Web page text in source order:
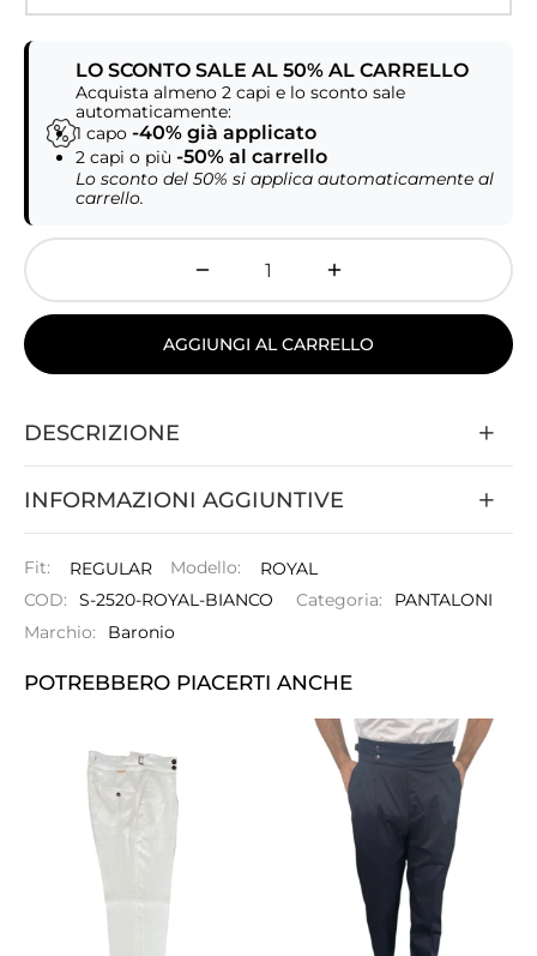
LO SCONTO SALE AL 50% AL CARRELLO
Acquista almeno 2 capi e lo sconto sale
automaticamente:
1 capo -40% già applicato
2 capi o più -50% al carrello
Lo sconto del 50% si applica automaticamente al
carrello.
AGGIUNGI AL CARRELLO
DESCRIZIONE
INFORMAZIONI AGGIUNTIVE
Fit: REGULAR Modello:
ROYAL
COD:
S-2520-ROYAL-BIANCO Categoria:
PANTALONI
Marchio:
Baronio
POTREBBERO PIACERTI ANCHE